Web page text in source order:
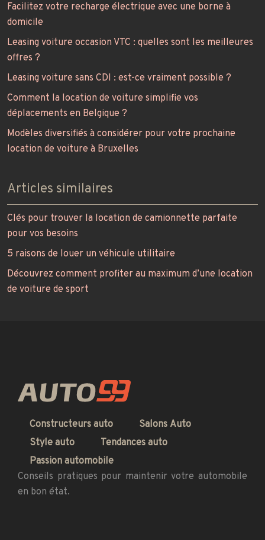
Facilitez votre recharge électrique avec une borne à
domicile
Leasing voiture occasion VTC : quelles sont les meilleures
offres ?
Leasing voiture sans CDI : est-ce vraiment possible ?
Comment la location de voiture simplifie vos
déplacements en Belgique ?
Modèles diversifiés à considérer pour votre prochaine
location de voiture à Bruxelles
Articles similaires
Clés pour trouver la location de camionnette parfaite
pour vos besoins
5 raisons de louer un véhicule utilitaire
Découvrez comment profiter au maximum d’une location
de voiture de sport
Constructeurs auto
Salons Auto
Style auto
Tendances auto
Passion automobile
Conseils pratiques pour maintenir votre automobile
en bon état.